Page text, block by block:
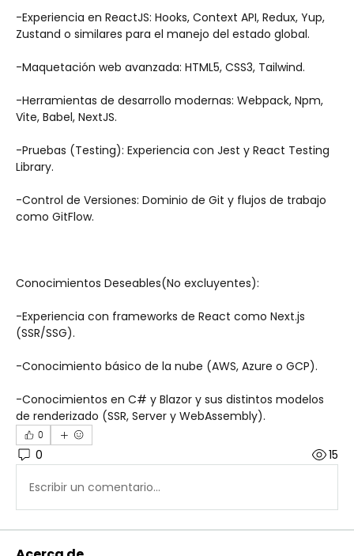
-Experiencia en ReactJS: Hooks, Context API, Redux, Yup,
Zustand o similares para el manejo del estado global.
-Maquetación web avanzada: HTML5, CSS3, Tailwind.
-Herramientas de desarrollo modernas: Webpack, Npm,
Vite, Babel, NextJS.
-Pruebas (Testing): Experiencia con Jest y React Testing
Library.
-Control de Versiones: Dominio de Git y flujos de trabajo
como GitFlow.
Conocimientos Deseables(No excluyentes):
-Experiencia con frameworks de React como Next.js
(SSR/SSG).
-Conocimiento básico de la nube (AWS, Azure o GCP).
-Conocimientos en C# y Blazor y sus distintos modelos
de renderizado (SSR, Server y WebAssembly).
0
0 15
Escribir un comentario...